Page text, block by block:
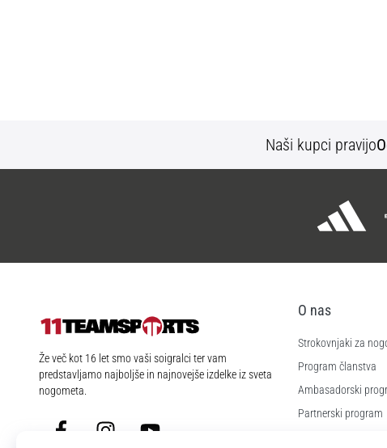
Naši kupci pravijo
11teamsports.si
Že več kot 16 let smo vaši soigralci ter vam
predstavljamo najboljše in najnovejše izdelke iz sveta
nogometa.
FacebookInstagramYouTube
O nas
Strokovnjaki za
Program članstva
Ambasadorski
Partnerski program